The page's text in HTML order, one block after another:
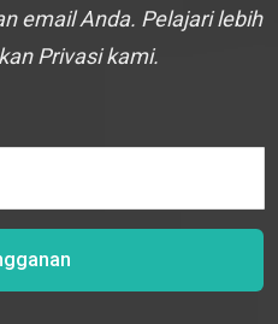
email Anda. Pelajari lebih
Privasi kami.